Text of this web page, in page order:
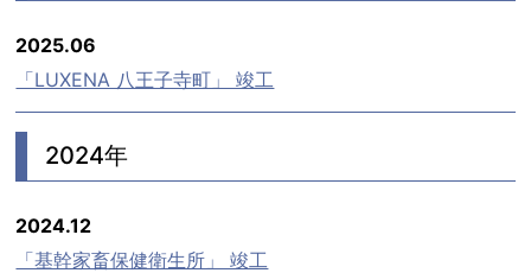
2025.06
「LUXENA 八王子寺町」 竣工
2024年
2024.12
「基幹家畜保健衛生所」 竣工